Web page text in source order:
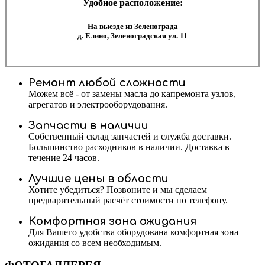
Удобное расположение:
На выезде из Зеленограда
д. Елино, Зеленоградская ул. 11
Ремонт любой сложности
Можем всё - от замены масла до капремонта узлов,
агрегатов и электрооборудования.
Запчасти в наличии
Собственный склад запчастей и служба доставки.
Большинство расходников в наличии. Доставка в
течение 24 часов.
Лучшие цены в области
Хотите убедиться? Позвоните и мы сделаем
предварительный расчёт стоимости по телефону.
Комфортная зона ожидания
Для Вашего удобства оборудована комфортная зона
ожидания со всем необходимым.